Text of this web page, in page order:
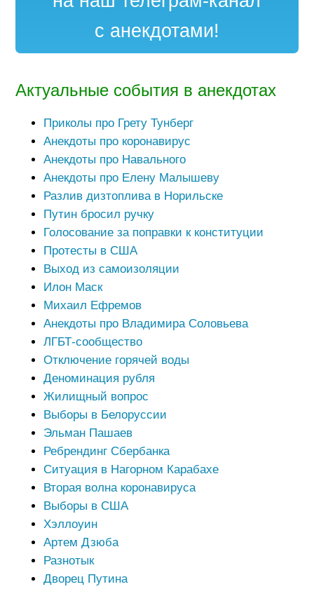
с анекдотами!
Актуальные события в анекдотах
Приколы про Грету Тунберг
Анекдоты про коронавирус
Анекдоты про Навального
Анекдоты про Елену Малышеву
Разлив дизтоплива в Норильске
Путин бросил ручку
Голосование за поправки к конституции
Протесты в США
Выход из самоизоляции
Илон Маск
Михаил Ефремов
Анекдоты про Владимира Соловьева
ЛГБТ-сообщество
Отключение горячей воды
Деноминация рубля
Жилищный вопрос
Выборы в Белоруссии
Эльман Пашаев
Ребрендинг Сбербанка
Ситуация в Нагорном Карабахе
Вторая волна коронавируса
Выборы в США
Хэллоуин
Артем Дзюба
Разнотык
Дворец Путина